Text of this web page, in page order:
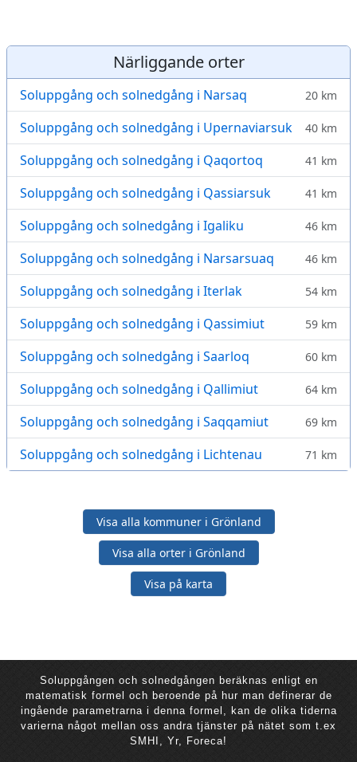
Närliggande orter
Soluppgång och solnedgång i Narsaq 20 km
Soluppgång och solnedgång i Upernaviarsuk 40 km
Soluppgång och solnedgång i Qaqortoq 41 km
Soluppgång och solnedgång i Qassiarsuk 41 km
Soluppgång och solnedgång i Igaliku 46 km
Soluppgång och solnedgång i Narsarsuaq 46 km
Soluppgång och solnedgång i Iterlak 54 km
Soluppgång och solnedgång i Qassimiut 59 km
Soluppgång och solnedgång i Saarloq 60 km
Soluppgång och solnedgång i Qallimiut 64 km
Soluppgång och solnedgång i Saqqamiut 69 km
Soluppgång och solnedgång i Lichtenau 71 km
Visa alla kommuner i Grönland
Visa alla orter i Grönland
Visa på karta
Soluppgången och solnedgången beräknas enligt en
matematisk formel och beroende på hur man definerar de
ingående parametrarna i denna formel, kan de olika tiderna
varierna något mellan oss andra tjänster på nätet som t.ex
SMHI, Yr, Foreca!